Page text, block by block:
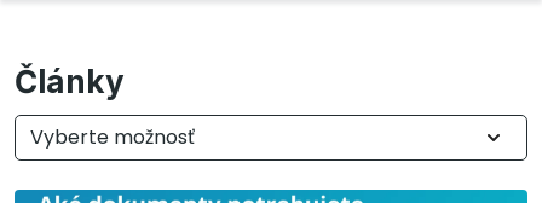
Články
Vyberte možnosť